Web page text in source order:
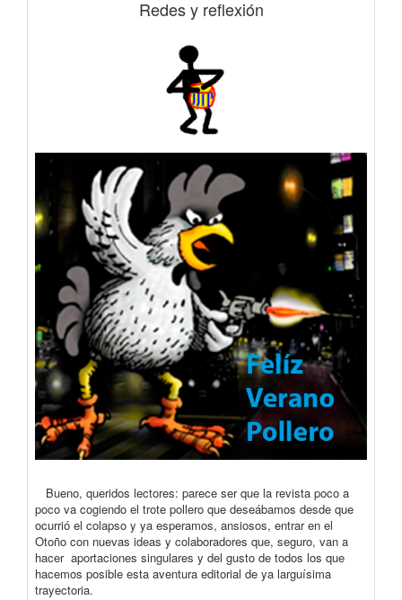
Redes y reflexión
Bueno, queridos lectores: parece ser que la revista poco a
poco va cogiendo el trote pollero que deseábamos desde que
ocurrió el colapso y ya esperamos, ansiosos, entrar en el
Otoño con nuevas ideas y colaboradores que, seguro, van a
hacer aportaciones singulares y del gusto de todos los que
hacemos posible esta aventura editorial de ya larguísima
trayectoria.